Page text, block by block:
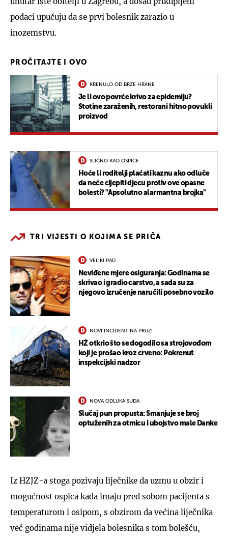
podaci upućuju da se prvi bolesnik zarazio u
inozemstvu.
PROČITAJTE I OVO
KRENULO OD BRZE HRANE
Je li ovo povrće krivo za epidemiju?
Stotine zaraženih, restorani hitno povukli
proizvod
SLIČNO KAO OSPICE
Hoće li roditelji plaćati kaznu ako odluče
da neće cijepiti djecu protiv ove opasne
bolesti? "Apsolutno alarmantna brojka"
TRI VIJESTI O KOJIMA SE PRIČA
VELIKI PAD
Neviđene mjere osiguranja: Godinama se
skrivao i gradio carstvo, a sada su za
njegovo izručenje naručili posebno vozilo
NOVI INCIDENT NA PRUZI
HŽ otkrio što se dogodilo sa strojovođom
koji je prošao kroz crveno: Pokrenut
inspekcijski nadzor
NOVA ODLUKA SUDA
Slučaj pun propusta: Smanjuje se broj
optuženih za otmicu i ubojstvo male Danke
Iz HZJZ-a stoga pozivaju liječnike da uzmu u obzir i
mogućnost ospica kada imaju pred sobom pacijenta s
temperaturom i osipom, s obzirom da većina liječnika
već godinama nije vidjela bolesnika s tom bolešću,